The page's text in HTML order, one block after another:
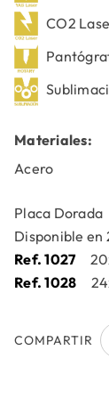
CO2
Materiales:
Acero
Placa Dorada
Disponible en
Ref. 1027
Ref. 1028
COMPARTIR